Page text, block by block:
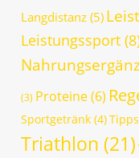
Langdistanz (5)
Leistungssport
(3) Proteine(6)
Sportgetränk (4)Tipps
Triathlon (21)